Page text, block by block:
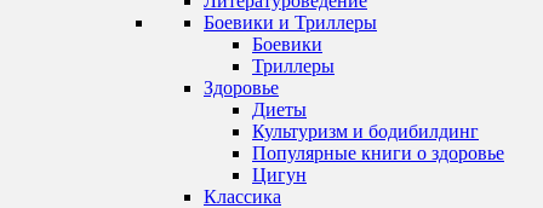
Боевики и Триллеры
Боевики
Триллеры
Здоровье
Диеты
Культуризм и бодибилдинг
Популярные книги о здоровье
Цигун
Классика